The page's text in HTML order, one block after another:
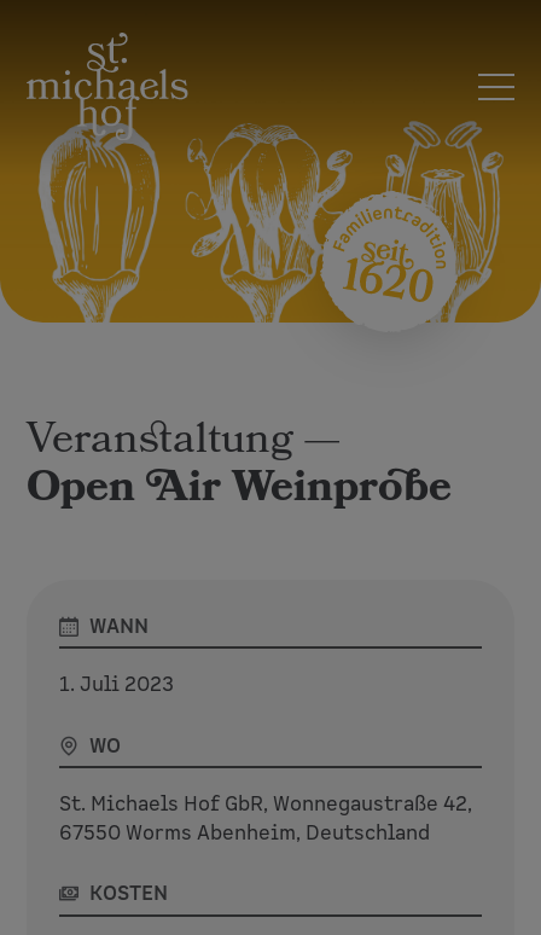
Air
Weinprobe
Veranstaltung —
Open Air Weinprobe
WANN
1. Juli 2023
WO
St. Michaels Hof GbR, Wonnegaustraße 42,
67550 Worms Abenheim, Deutschland
KOSTEN